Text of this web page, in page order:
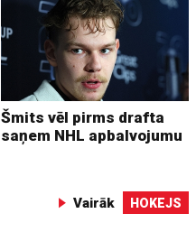
Šmits vēl pirms drafta
saņem NHL apbalvojumu
Vairāk HOKEJS